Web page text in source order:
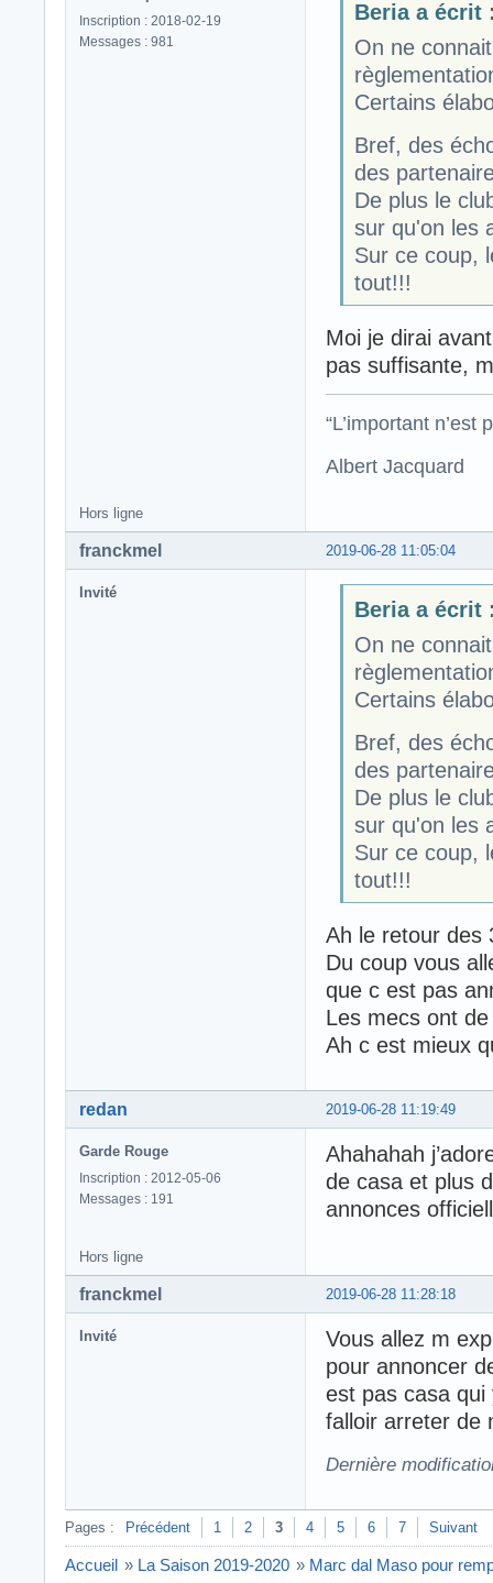
Inscription : 2018-02-19
Messages : 981
Beria a écrit
On ne
Certains
Bref, des
des
De plus le
sur qu'on les
Sur ce coup,
tout!!!
Moi je dirai
pas suffisante,
“L’important
Albert Jacquard
Hors ligne
2019-06-28 11:05:04
franckmel
Invité
Beria a écrit
On ne
Certains
Bref, des
des
De plus le
sur qu'on les
Sur ce coup,
tout!!!
Ah le retour des
Du coup vous
que c est pas
Les mecs ont
Ah c est mieux
2019-06-28 11:19:49
redan
Garde Rouge
Inscription : 2012-05-06
Messages : 191
Ahahahah
de casa et plus
annonces
Hors ligne
2019-06-28 11:28:18
franckmel
Invité
Vous allez m
pour annoncer
est pas casa
falloir arreter de
Dernière
Pages : Précédent 1 2 3 4 5 6 7 Suivant
Accueil » La Saison 2019-2020 » Marc dal Maso pour